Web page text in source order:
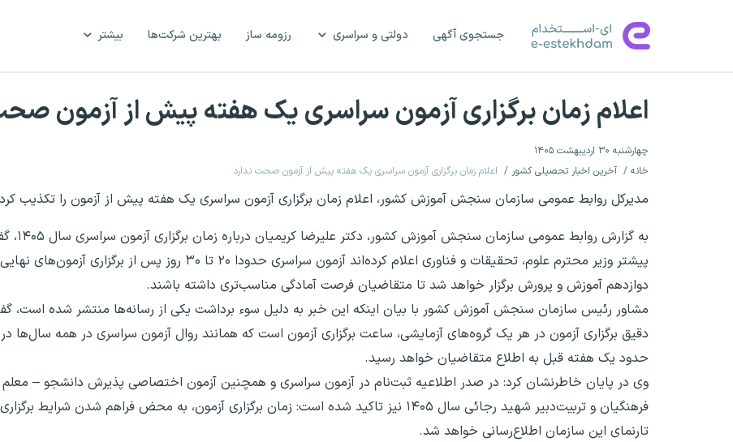
جستجوی آگهی دولتی و سراسری رزومه ساز بهترین شرکت‌ها بیشتر
اعلام زمان برگزاری آزمون سراسری یک هفته پیش از آزمون
چهارشنبه ۳۰ اردیبهشت ۱۴۰۵
خانه
آخرین اخبار تحصیلی کشور اعلام زمان برگزاری آزمون سراسری یک هفته پیش از آزمون صحت ندارد
مدیرکل روابط عمومی سازمان سنجش آموزش کشور، اعلام زمان برگزاری آزمون سراسری یک هفته پیش از آزمون را تکذیب
به گزارش روابط
پیشتر وزیر محترم علوم، تحقیقات و فناوری اعلام کرده‌اند آزمون سراسری حدودا ۲۰ تا ۳۰
دوازدهم آموزش و پرورش برگزار خواهد شد تا متقاضیان فرصت آمادگی مناسب‌تری داشته باشند.
مشاور رئیس سازمان سنجش آموزش کشور با بیان اینکه این خبر به دلیل سوء برداشت یکی از رسانه‌ها منتشر شده است،
دقیق برگزاری آزمون در هر یک گروه‌های آزمایشی، ساعت برگزاری آزمون است که همانند روال آزمون سراسری در همه سال‌ها
حدود یک هفته قبل به اطلاع متقاضیان خواهد رسید.
وی در پایان خاطرنشان کرد: در صدر اطلاعیه‌ ثبت‌نام‌ در‌ آزمون‌ سراسری‌ ‌و همچنین آزمون اختصاصی پذیرش دانشجو – معلم
فرهنگیان و تربیت‌دبیر شهید رجائی سال‌ ۱۴۰۵ نیز تاکید شده است: زمان برگزاری آزمون، به محض فراهم شدن شرایط
تارنمای این سازمان اطلاع‌رسانی خواهد شد.